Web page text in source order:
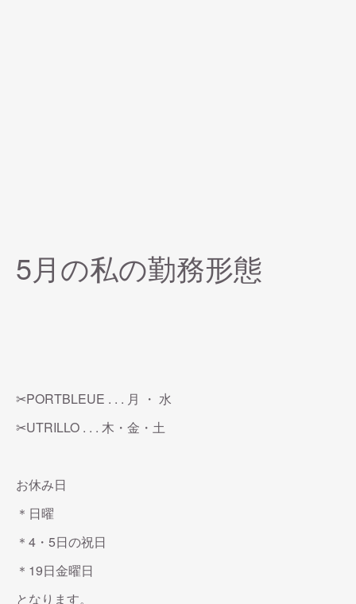
5月の私の勤務形態
‪✂︎‬PORTBLEUE . . ‪. 月 ・ 水
‪✂︎‬UTRILLO . . . 木・金・土
お休み日
＊日曜
＊4・5日の祝日
＊19日金曜日
となります。